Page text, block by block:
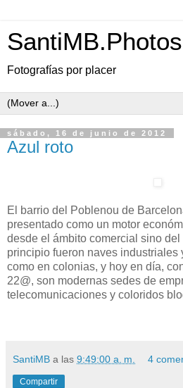
SantiMB.Photos
Fotografías por placer
sábado, 16 de junio de 2012
Azul roto
El barrio del Poblenou de
presentado como un motor
desde el ámbito comercial sino
principio fueron naves industriales
como en colonias, y hoy en día,
22@, son modernas sedes de
telecomunicaciones y coloridos
SantiMB a las 9:49:00 a. m. 4
Compartir